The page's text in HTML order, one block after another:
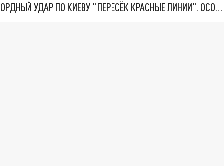
"ТЕРПЕНИЕ ПУТИНА ЛОПНУЛО". РЕКОРДНЫЙ УДАР ПО КИЕВУ "ПЕРЕСЁК КРАСНЫЕ ЛИНИИ". ОСОБЫЕ СПЕЦЫ КНДР НА ЛБС? ТАЙНЫЕ ПЕРЕГОВОРЫ ЕВРОПЫ И МОСКВЫ